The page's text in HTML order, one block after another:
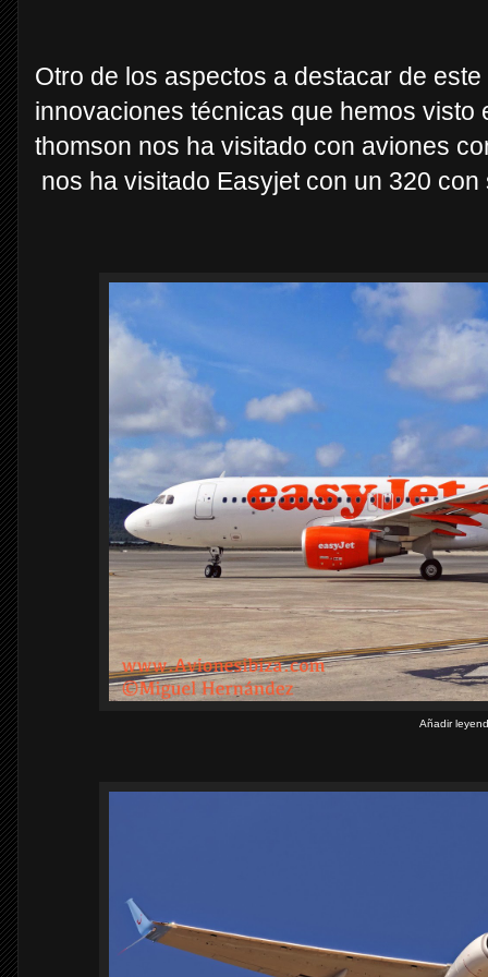
Otro de los aspectos a destacar de
innovaciones técnicas que hemos
thomson nos ha visitado con aviones
nos ha visitado Easyjet con un 320
Añadir